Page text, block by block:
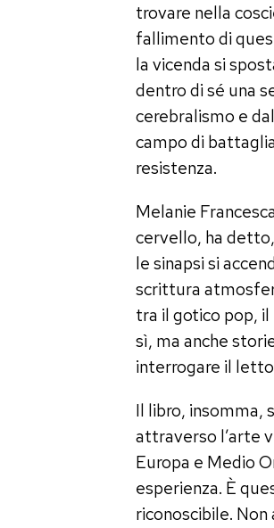
trovare nella
fallimento di
la vicenda si
dentro di sé una
cerebralismo e
campo di
resistenza.
Melanie
cervello, ha
le sinapsi si
scrittura
tra il gotico pop,
sì, ma anche
interrogare il
Il libro, insomma,
attraverso l’arte
Europa e Medio
esperienza. È
riconoscibile.